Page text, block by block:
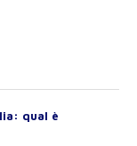
qual è